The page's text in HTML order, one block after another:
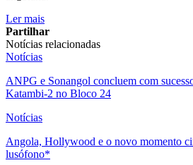
Ler mais
Partilhar
Notícias relacionadas
Notícias
ANPG e Sonangol concluem com
Katambi-2 no Bloco 24
Notícias
Angola, Hollywood e o novo momento
lusófono*